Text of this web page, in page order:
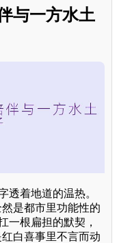
与一方水土
透着地道的温热。
是都市里功能性的
一根扁担的默契，
白喜事里不言而动